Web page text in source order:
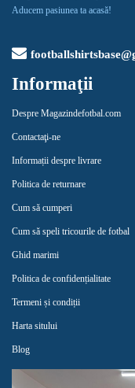
Aducem pasiunea ta acasă!
Informaţii
Despre Magazindefotbal.com
Contactaţi-ne
Informații despre livrare
Politica de returnare
Cum să cumperi
Cum să speli tricourile de fotbal
Ghid marimi
Politica de confidențialitate
Termeni și condiții
Harta sitului
Blog